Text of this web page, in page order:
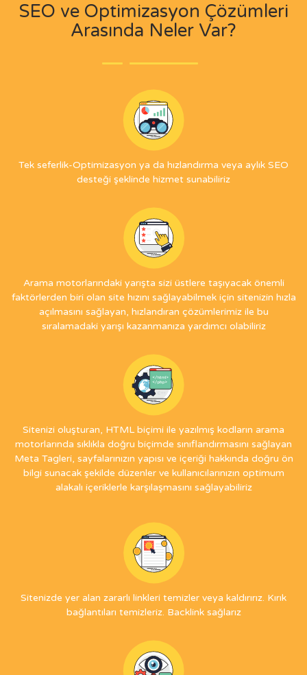
SEO ve Optimizasyon Çözümleri
Arasında Neler Var?
Tek seferlik-Optimizasyon ya da hızlandırma veya aylık SEO
desteği şeklinde hizmet sunabiliriz
Arama motorlarındaki yarışta sizi üstlere taşıyacak önemli
faktörlerden biri olan site hızını sağlayabilmek için sitenizin hızla
açılmasını sağlayan, hızlandıran çözümlerimiz ile bu
sıralamadaki yarışı kazanmanıza yardımcı olabiliriz
Sitenizi oluşturan, HTML biçimi ile yazılmış kodların arama
motorlarında sıklıkla doğru biçimde sınıflandırmasını sağlayan
Meta Tagleri, sayfalarınızın yapısı ve içeriği hakkında doğru ön
bilgi sunacak şekilde düzenler ve kullanıcılarınızın optimum
alakalı içeriklerle karşılaşmasını sağlayabiliriz
Sitenizde yer alan zararlı linkleri temizler veya kaldırırız. Kırık
bağlantıları temizleriz. Backlink sağlarız